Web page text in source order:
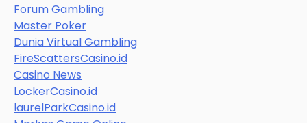
Forum Gambling
Master Poker
Dunia Virtual Gambling
FireScattersCasino.id
Casino News
LockerCasino.id
laurelParkCasino.id